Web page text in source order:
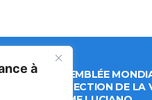
à
47ᵉ ASSEMBLÉE
LA PROTECTION DE LA